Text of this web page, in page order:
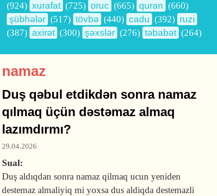
(924) xurafat (725) oruc (665) quran (660)
şübhələr (517) tövbə (440) cadu (392) ruzi
(387) axirət (300) şəxslər (276) təbabət (264)
namaz
Duş qəbul etdikdən sonra namaz
qılmaq üçün dəstəmaz almaq
lazımdırmı?
29.04.2026
Sual:
Duş aldıqdan sonra namaz qilmaq ucun yeniden
destemaz almaliyiq mi yoxsa dus aldiqda destemazli